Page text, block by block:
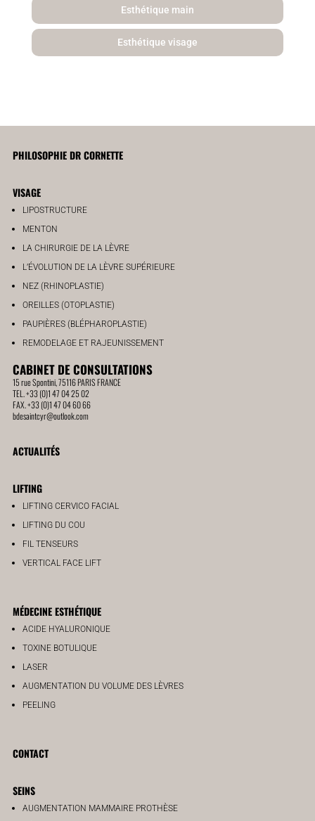
Esthétique main
Esthétique visage
PHILOSOPHIE DR CORNETTE
VISAGE
LIPOSTRUCTURE
MENTON
LA CHIRURGIE DE LA LÈVRE
L’ÉVOLUTION DE LA LÈVRE SUPÉRIEURE
NEZ (RHINOPLASTIE)
OREILLES (OTOPLASTIE)
PAUPIÈRES (BLÉPHAROPLASTIE)
REMODELAGE ET RAJEUNISSEMENT
CABINET DE CONSULTATIONS
15 rue Spontini, 75116 PARIS FRANCE
TEL. +33 (0)1 47 04 25 02
FAX. +33 (0)1 47 04 60 66
bdesaintcyr@outlook.com
ACTUALITÉS
LIFTING
LIFTING CERVICO FACIAL
LIFTING DU COU
FIL TENSEURS
VERTICAL FACE LIFT
MÉDECINE ESTHÉTIQUE
ACIDE HYALURONIQUE
TOXINE BOTULIQUE
LASER
AUGMENTATION DU VOLUME DES LÈVRES
PEELING
CONTACT
SEINS
AUGMENTATION MAMMAIRE PROTHÈSE